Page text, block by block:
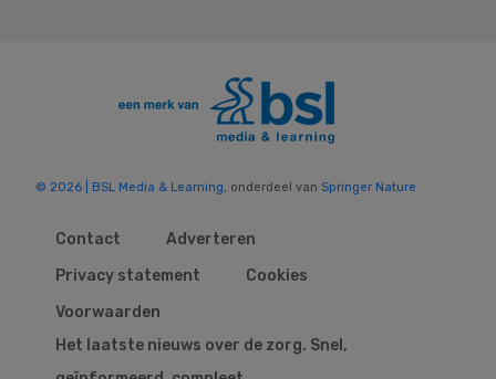
© 2026 | BSL Media & Learning, onderdeel van Springer Nature
Contact
Adverteren
Privacy statement
Cookies
Voorwaarden
Het laatste nieuws over de zorg. Snel,